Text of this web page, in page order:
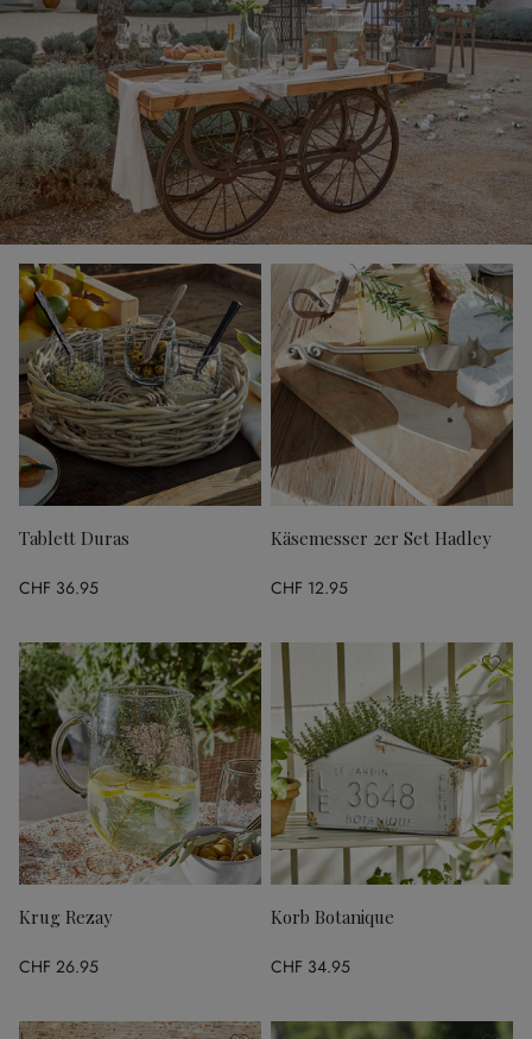
Tablett Duras
CHF 36.95
Käsemesser 2er Set Hadley
CHF 12.95
Krug Rezay
CHF 26.95
Korb Botanique
CHF 34.95